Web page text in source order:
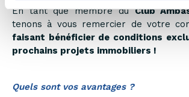
En tant que membre duClub
tenons à vous remercier de votre
faisant bénéficier de conditions
prochains projets immobiliers !
Quels sont vos avantages ?